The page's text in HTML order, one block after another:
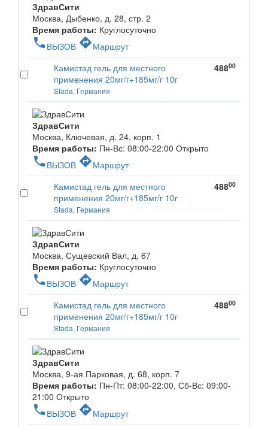
ЗдравСити
Москва, Дыбенко, д. 28, стр. 2
Время работы: Круглосуточно
phone ВЫЗОВ directionsМаршрут
Камистад гель для местного
применения 20мг/г+185мг/г 10г
Stada, Германия
48800
ЗдравСити
Москва, Ключевая, д. 24, корп. 1
Время работы: Пн-Вс: 08:00-22:00 Открыто
phone ВЫЗОВ directionsМаршрут
Камистад гель для местного
применения 20мг/г+185мг/г 10г
Stada, Германия
48800
ЗдравСити
Москва, Сущевский Вал, д. 67
Время работы: Круглосуточно
phone ВЫЗОВ directionsМаршрут
Камистад гель для местного
применения 20мг/г+185мг/г 10г
Stada, Германия
48800
ЗдравСити
Москва, 9-ая Парковая, д. 68, корп. 7
Время работы: Пн-Пт: 08:00-22:00, Сб-Вс: 09:00-
21:00 Открыто
phone ВЫЗОВ directionsМаршрут